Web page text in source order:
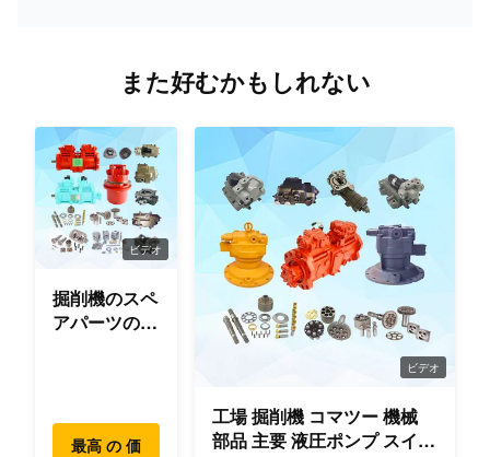
また好むかもしれない
ビデオ
掘削機のスペ
アパーツのオ
最高 の 価
ビデオ
工場 掘削機 コマツー 機械
部品 主要 液圧ポンプ スイン